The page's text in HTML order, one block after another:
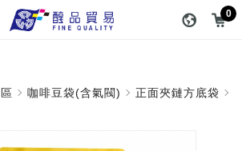
)_正面夾鏈方底
業的包裝資材專
0
選單
咖啡豆袋(含氣閥)
正面夾鏈方底袋